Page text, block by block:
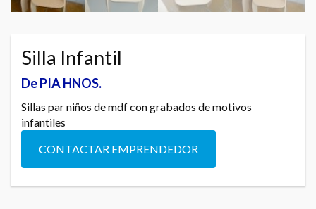
Silla Infantil
De PIA HNOS.
Sillas par niños de mdf con grabados de motivos
infantiles
CONTACTAR EMPRENDEDOR